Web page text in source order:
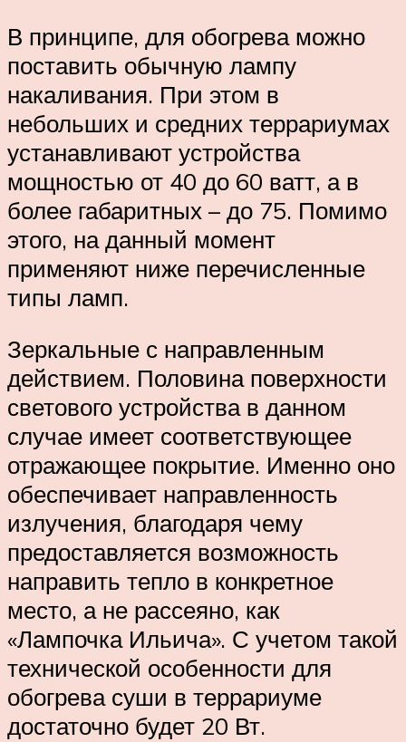
В принципе, для обогрева можно
поставить обычную лампу
накаливания. При этом в
небольших и средних террариумах
устанавливают устройства
мощностью от 40 до 60 ватт, а в
более габаритных – до 75. Помимо
этого, на данный момент
применяют ниже перечисленные
типы ламп.
Зеркальные с направленным
действием. Половина поверхности
светового устройства в данном
случае имеет соответствующее
отражающее покрытие. Именно оно
обеспечивает направленность
излучения, благодаря чему
предоставляется возможность
направить тепло в конкретное
место, а не рассеяно, как
«Лампочка Ильича». С учетом такой
технической особенности для
обогрева суши в террариуме
достаточно будет 20 Вт.